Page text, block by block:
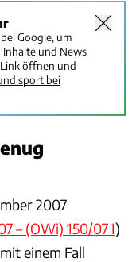
Google, um
und News
öffnen und
sport bei
2007
– (OWi) 150/07 I)
einem Fall